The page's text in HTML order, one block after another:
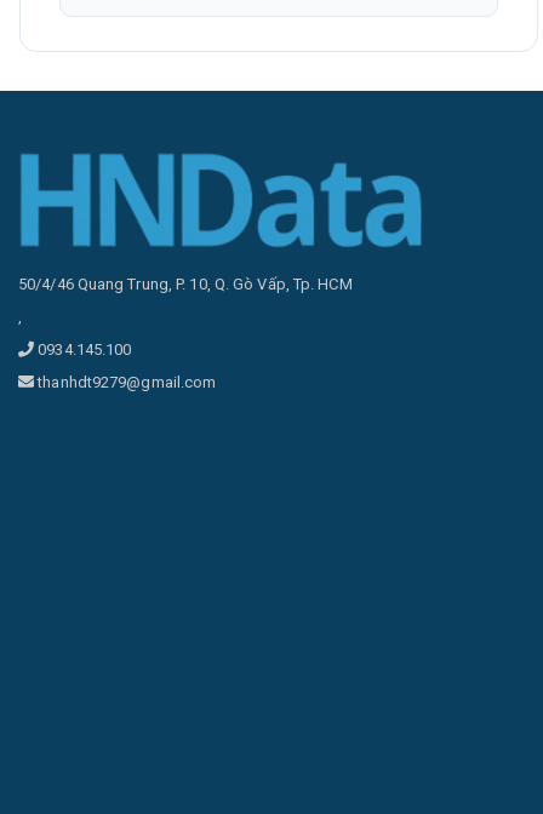
50/4/46 Quang Trung, P. 10, Q. Gò Vấp, Tp. HCM
,
0934.145.100
thanhdt9279@gmail.com